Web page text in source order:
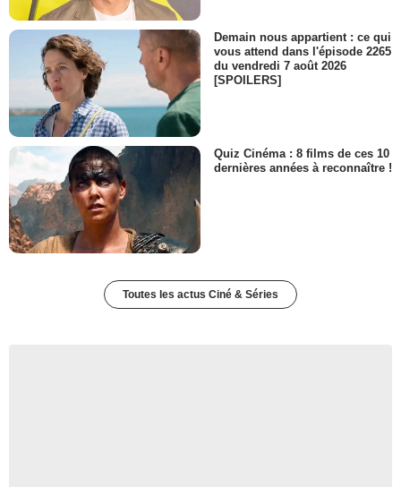
Demain nous appartient : ce qui
vous attend dans l'épisode 2265
du vendredi 7 août 2026
[SPOILERS]
Quiz Cinéma : 8 films de ces 10
dernières années à reconnaître !
Toutes les actus Ciné & Séries